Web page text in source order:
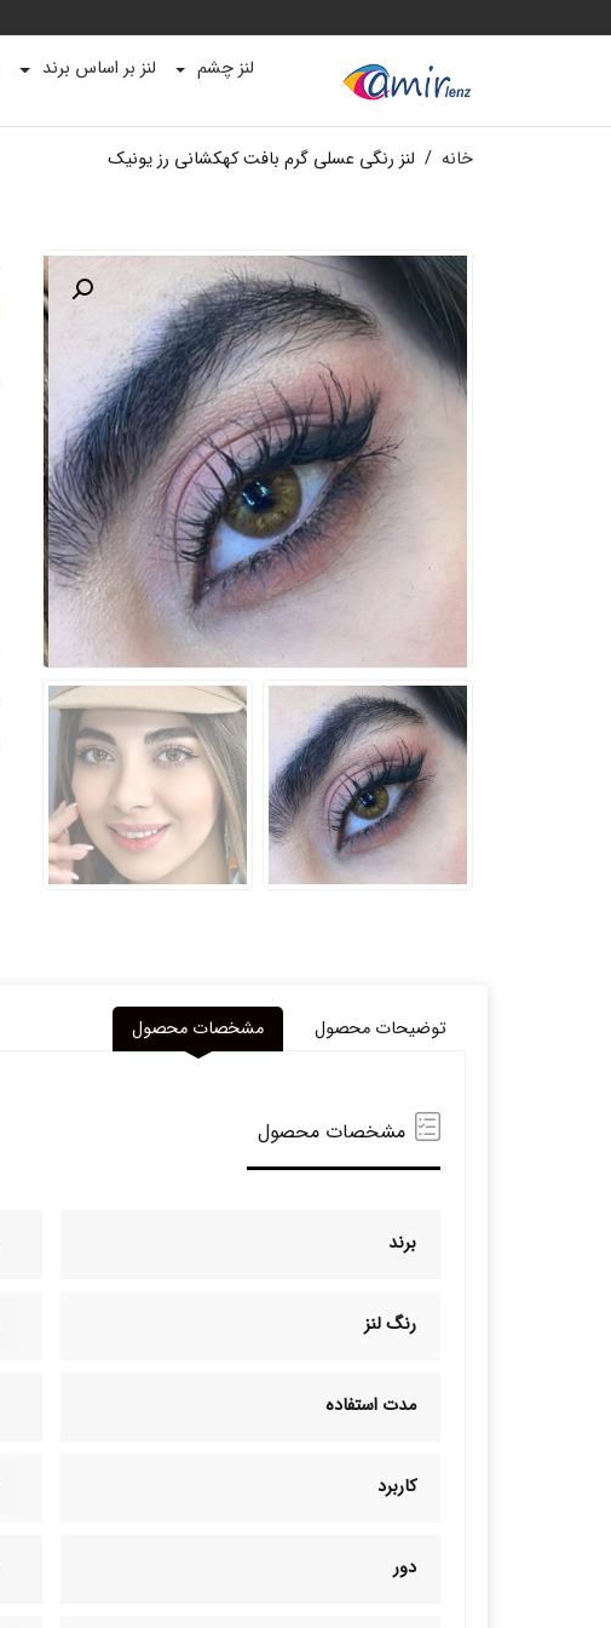
لنز چشم لنز بر اساس برند
خانه / لنز رنگی عسلی گرم بافت کهکشانی رز یونیک
توضیحات محصول مشخصات محصول
مشخصات محصول
برند
رنگ لنز
مدت استفاده
کاربرد
دور